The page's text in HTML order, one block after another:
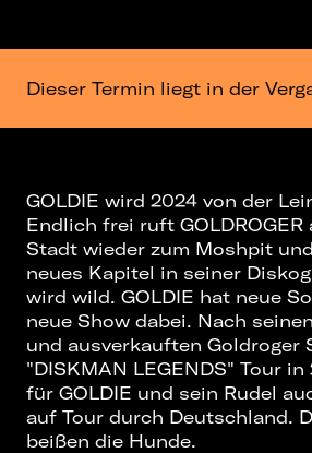
Dieser Termin liegt in der
GOLDIE wird 2024 von der
Endlich frei ruft
Stadt wieder zum Moshpit
neues Kapitel in seiner
wird wild. GOLDIE hat neue
neue Show dabei. Nach
und ausverkauften Goldroger
"DISKMAN LEGENDS" Tour
für GOLDIE und sein Rudel
auf Tour durch Deutschland.
beißen die Hunde.